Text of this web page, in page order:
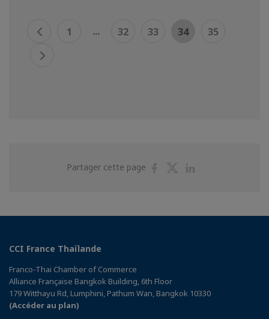
1 ... 32 33 34 35
Partager cette page
PartagerPartager
CCI France Thaïlande
Franco-Thai Chamber of Commerce
Alliance Française Bangkok Building, 6th Floor
179 Witthayu Rd, Lumphini, Pathum Wan, Bangkok 10330
(Accéder au plan)